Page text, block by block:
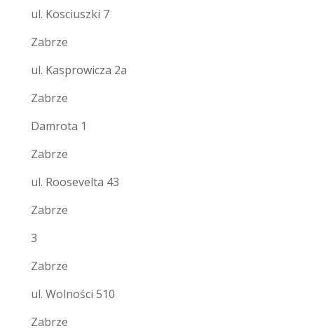
ul. Kosciuszki 7
Zabrze
ul. Kasprowicza 2a
Zabrze
Damrota 1
Zabrze
ul. Roosevelta 43
Zabrze
3
Zabrze
ul. Wolności 510
Zabrze